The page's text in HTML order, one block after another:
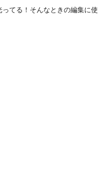
てる！そんなときの編集に使